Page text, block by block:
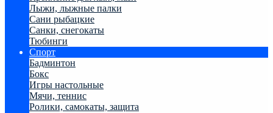
Лыжи, лыжные палки
Сани рыбацкие
Санки, снегокаты
Тюбинги
Спорт
Бадминтон
Бокс
Игры настольные
Мячи, теннис
Ролики, самокаты, защита